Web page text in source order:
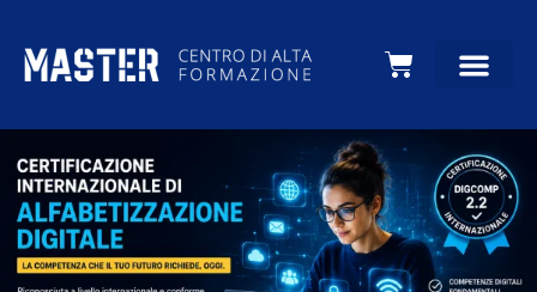
Carrello